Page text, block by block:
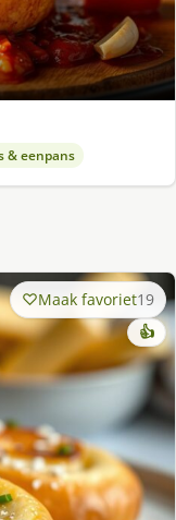
& eenpans
Maak favoriet19
👍